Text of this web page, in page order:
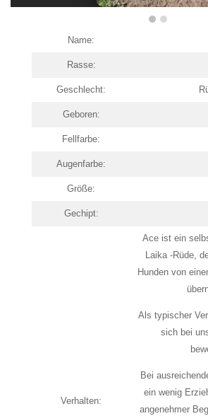
Name:
Rasse:
Geschlecht:
Geboren:
Fellfarbe:
Augenfarbe:
Größe:
Gechipt:
Verhalten:
Ace ist ein
Laika -Rüde,
Hunden von
Als typischer
sich bei
Bei
ein wenig
angenehmer